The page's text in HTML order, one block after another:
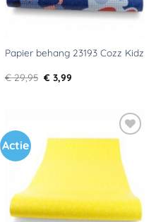
Papier behang 23193 Cozz Kidz
€29,95 Oorspronkelijke
prijs
€ 3,99Huidige
Actie
Toevoegen
aan
verlanglijst